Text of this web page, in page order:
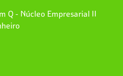
Q - Núcleo Empresarial II